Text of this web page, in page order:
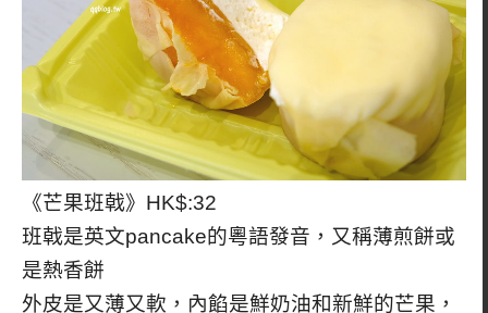
《芒果班戟》HK$:32
班戟是英文pancake的粵語發音，又稱薄煎餅或
是熱香餅
外皮是又薄又軟，內餡是鮮奶油和新鮮的芒果，